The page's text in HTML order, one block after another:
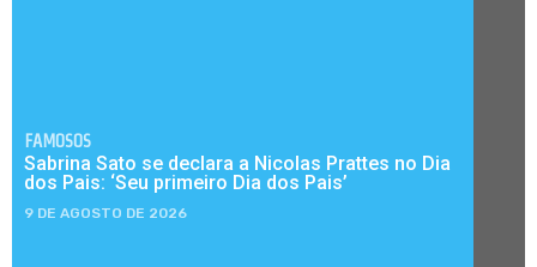
FAMOSOS
Sabrina Sato se declara a Nicolas Prattes no Dia
dos Pais: ‘Seu primeiro Dia dos Pais’
9 DE AGOSTO DE 2026